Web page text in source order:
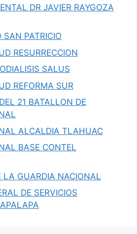
DR JAVIER RAYGOZA
SAN PATRICIO
RESURRECCION
SALUS
REFORMA SUR
21 BATALLON DE
ALCALDIA TLAHUAC
BASE CONTEL
LA GUARDIA NACIONAL
DE SERVICIOS